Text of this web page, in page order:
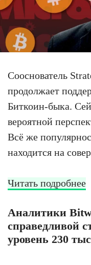
Сооснователь
продолжает
Биткоин-быка.
вероятной
Всё же
находится на
Читать подробнее
Аналитики
справедливой
уровень 230